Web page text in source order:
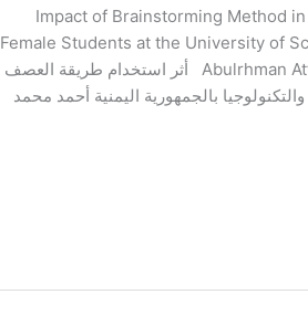
Impact of Brainstorming Method
Female Students at the University of
Abulrhman Attair University of Science and Technology || Yemen أثر استخدام طريقة العصف
بالجمهورية اليمنية أحمد محمد